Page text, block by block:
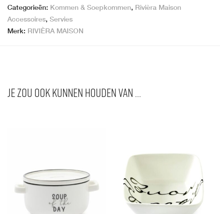
Categorieën: Kommen & Soepkommen, Rivièra Maison
Accessoires, Servies
Merk: RIVIÈRA MAISON
Je zou ook kunnen houden van …